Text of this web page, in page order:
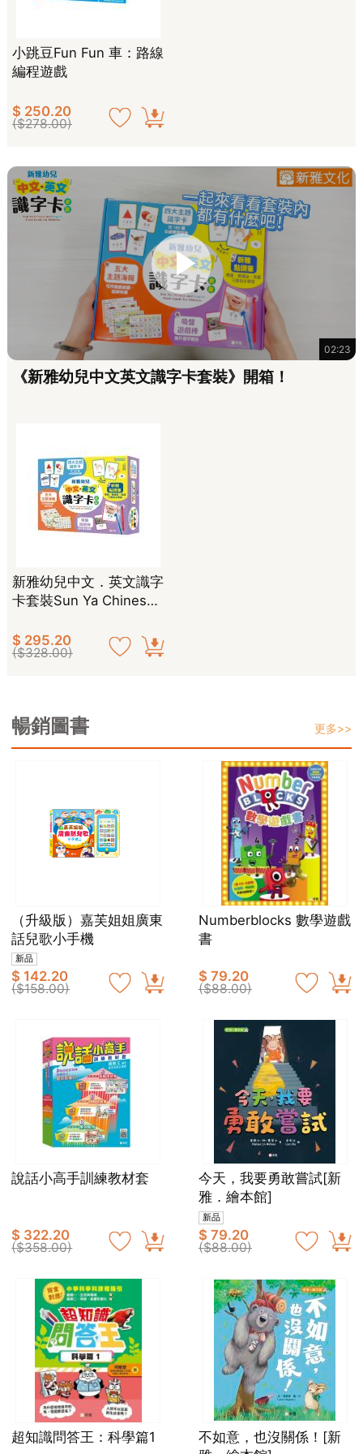
小跳豆Fun Fun 車：路線
編程遊戲
$ 250.20
($278.00)
02:23
《新雅幼兒中文英文識字卡套裝》開箱！
新雅幼兒中文．英文識字
卡套裝Sun Ya Chinese
s for Children（新雅．
點讀樂園）
$ 295.20
($328.00)
暢銷圖書 更多>>
（升級版）嘉芙姐姐廣東
話兒歌小手機
新品
$ 142.20
($158.00)
Numberblocks 數學遊戲
書
$ 79.20
($88.00)
說話小高手訓練教材套
$ 322.20
($358.00)
今天，我要勇敢嘗試[新
雅．繪本館]
新品
$ 79.20
($88.00)
超知識問答王：科學篇1
不如意，也沒關係！[新